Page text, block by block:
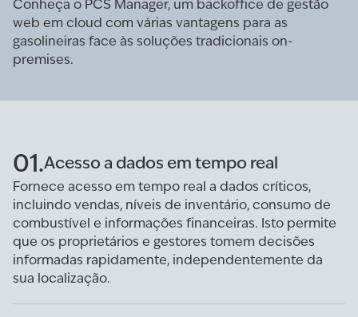
Conheça o PCS Manager, um backoffice de gestão
web em cloud com várias vantagens para as
gasolineiras face às soluções tradicionais on-
premises.
01.Acesso a dados em tempo real
Fornece acesso em tempo real a dados críticos,
incluindo vendas, níveis de inventário, consumo de
combustível e informações financeiras. Isto permite
que os proprietários e gestores tomem decisões
informadas rapidamente, independentemente da
sua localização.